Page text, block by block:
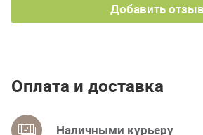
Добавить отзыв
Оплата и доставка
Наличными курьеру